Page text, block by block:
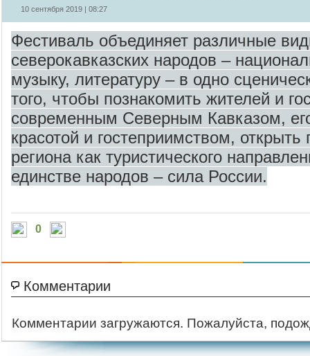
10 сентября 2019 | 08:27
Фестиваль объединяет различные
северокавказских народов –
музыку, литературу – в одно
того, чтобы познакомить жителей и
современным Северным Кавказом,
красотой и гостеприимством,
региона как туристического
единстве народов – сила России.
0
Комментарии
Комментарии загружаются. Пожалуйста,